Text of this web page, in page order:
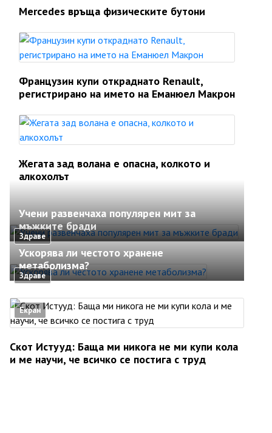
Mercedes връща физическите бутони
Французин купи откраднато Renault,
регистрирано на името на Еманюел Макрон
Жегата зад волана е опасна, колкото и
алкохолът
Здраве
Учени развенчаха популярен мит за
мъжките бради
Здраве
Ускорява ли честото хранене
метаболизма?
Екран
Скот Истууд: Баща ми никога не ми купи кола
и ме научи, че всичко се постига с труд